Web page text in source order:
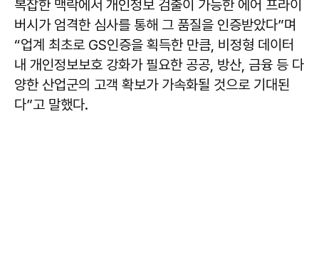
복잡한 맥락에서 개인정보 검출이 가능한 에어 프라이
버시가 엄격한 심사를 통해 그 품질을 인증받았다”며
“업계 최초로 GS인증을 획득한 만큼, 비정형 데이터
내 개인정보보호 강화가 필요한 공공, 방산, 금융 등 다
양한 산업군의 고객 확보가 가속화될 것으로 기대된
다”고 말했다.